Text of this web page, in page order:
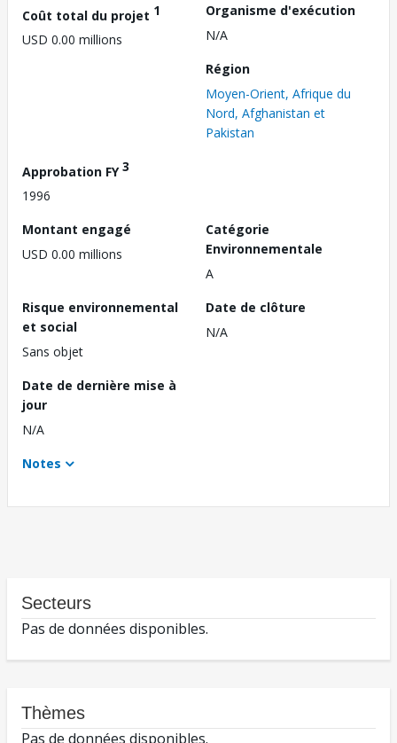
Coût total du projet 1
USD 0.00 millions
Organisme d'exécution
N/A
Région
Moyen-Orient, Afrique du
Nord, Afghanistan et
Pakistan
Approbation FY3
1996
Montant engagé
USD 0.00 millions
Catégorie
Environnementale
A
Risque environnemental
et social
Sans objet
Date de clôture
N/A
Date de dernière mise à
jour
N/A
Notes
Secteurs
Pas de données disponibles.
Thèmes
Pas de données disponibles.